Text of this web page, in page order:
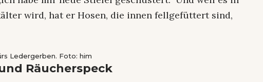
wird, hat er Hosen, die innen fellgefüttert sind,
Ledergerben. Foto: him
Räucherspeck